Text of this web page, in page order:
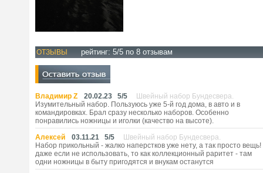
ОТЗЫВЫ рейтинг: 5/5 по 8 отзывам
Владимир Z 20.02.23 5/5
Швейный набор Бундесвера.
Изумительный набор. Пользуюсь уже 5-й год дома, в авто и в
командировках. Брал сразу несколько наборов. Особенно
понравились ножницы и иголки (качество на высоте).
Алексей
03.11.21 5/5
Швейный набор Бундесвера.
Набор прикольный - жалко наперстков уже нету, а так просто вещь!
даже если не использовать, то как коллекционный раритет - там
одни ножницы в быту пригодятся и внукам останутся